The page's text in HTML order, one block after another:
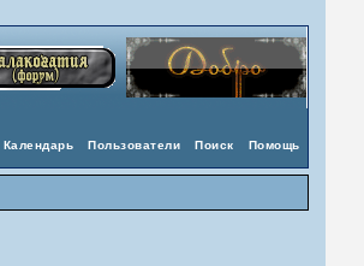
Помощь
Поиск
Пользователи
Календарь